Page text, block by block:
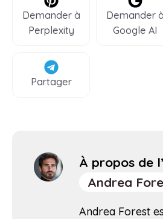
Demander à
Perplexity
Demander à
Google AI
Partager
À propos de
Andrea
Andrea Forest